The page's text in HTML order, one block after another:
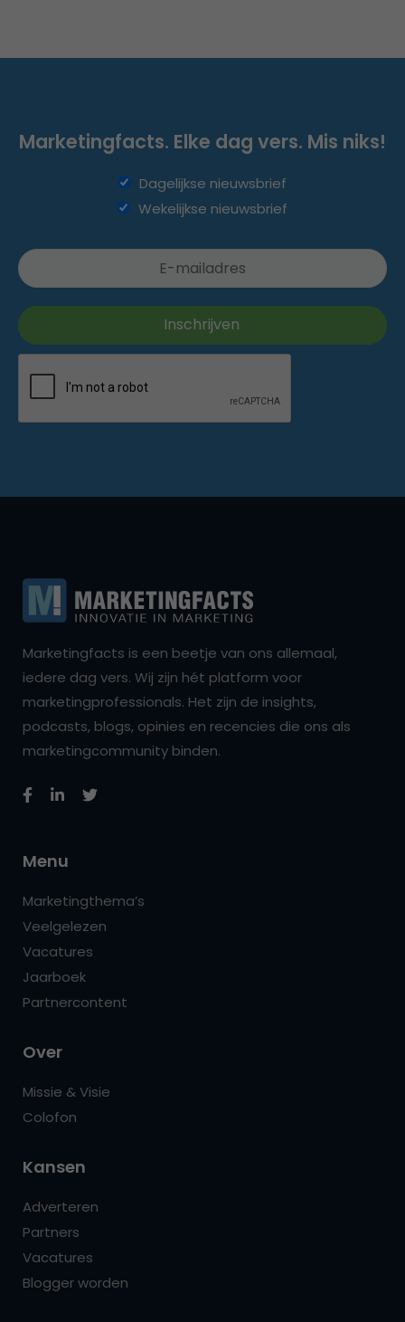
Marketingfacts. Elke dag vers. Mis niks!
Dagelijkse nieuwsbrief
Wekelijkse nieuwsbrief
Marketingfacts is een beetje van ons allemaal,
iedere dag vers. Wij zijn hét platform voor
marketingprofessionals. Het zijn de insights,
podcasts, blogs, opinies en recencies die ons als
marketingcommunity binden.
Menu
Marketingthema’s
Veelgelezen
Vacatures
Jaarboek
Partnercontent
Over
Missie & Visie
Colofon
Kansen
Adverteren
Partners
Vacatures
Blogger worden